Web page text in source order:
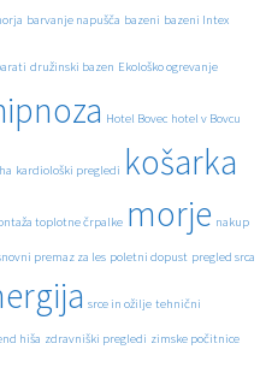
barvanje napušča bazeni bazeni Intex
družinski bazen Ekološko ogrevanje
Hotel Bovec hotel v Bovcu
kardiološki pregledi košarka
toplotne črpalke morje nakup
premaz za les poletni dopust pregled srca
srce in ožilje tehnični
hiša zdravniški pregledi zimske počitnice